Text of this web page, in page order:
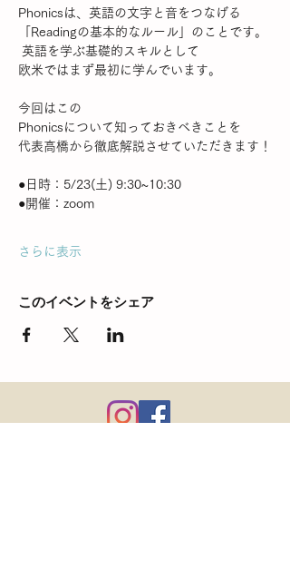
Phonicsは、英語の文字と音をつなげる
「Readingの基本的なルール」のことです。
英語を学ぶ基礎的スキルとして
欧米ではまず最初に学んでいます。
今回はこの
Phonicsについて知っておきべきことを
代表高橋から徹底解説させていただきます！
●日時：5/23(土) 9:30~10:30
●開催：zoom
さらに表示
このイベントをシェア